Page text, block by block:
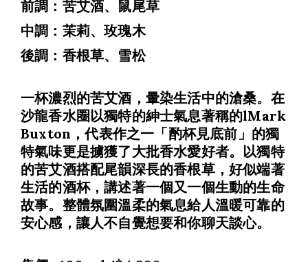
前調：苦艾酒、鼠尾草
中調：茉莉、玫瑰木
後調：香根草、雪松
一杯濃烈的苦艾酒，暈染生活中的滄桑。在
沙龍香水圈以獨特的紳士氣息著稱的lMark
Buxton，代表作之一「酌杯見底前」的獨
特氣味更是擄獲了大批香水愛好者。以獨特
的苦艾酒搭配尾韻深長的香根草，好似端著
生活的酒杯，講述著一個又一個生動的生命
故事。整體氛圍溫柔的氣息給人溫暖可靠的
安心感，讓人不自覺想要和你聊天談心。